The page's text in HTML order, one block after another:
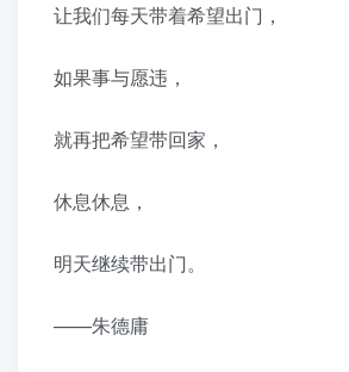
让我们每天带着希望出门，
如果事与愿违，
就再把希望带回家，
休息休息，
明天继续带出门。
——朱德庸 ​​​​